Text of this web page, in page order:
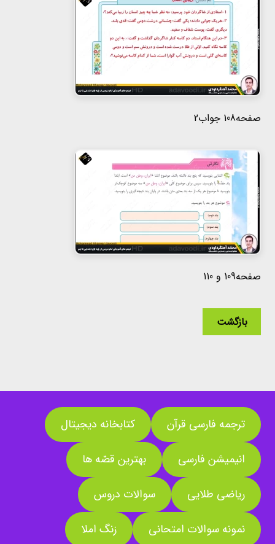
صفحه108 جواب2
صفحه109 و 110
بازگشت
ترجمه فارسی قرآن کتابخانه دیجیتال
انیمیشن فارسی بهترین قصّه ها
ریاضی طلایی سوالات دروس
نمونه سوالات امتحانی زنگ املا